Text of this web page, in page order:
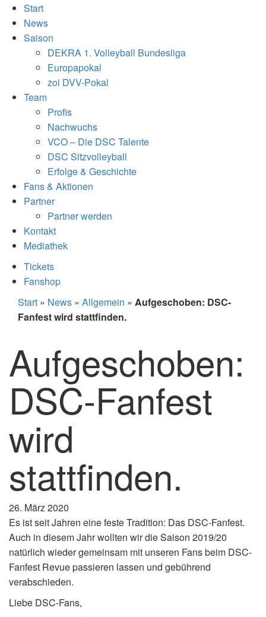
Start
News
Saison
DEKRA 1. Volleyball Bundesliga
Europapokal
zoi DVV-Pokal
Team
Profis
Nachwuchs
VCO – Die DSC Talente
DSC Sitzvolleyball
Erfolge & Geschichte
Fans & Aktionen
Partner
Partner werden
Kontakt
Mediathek
Tickets
Fanshop
Start » News » Allgemein » Aufgeschoben: DSC-
Fanfest wird stattfinden.
Aufgeschoben:
DSC-Fanfest
wird
stattfinden.
26. März 2020
Es ist seit Jahren eine feste Tradition: Das DSC-Fanfest.
Auch in diesem Jahr wollten wir die Saison 2019/20
natürlich wieder gemeinsam mit unseren Fans beim DSC-
Fanfest Revue passieren lassen und gebührend
verabschieden.
Liebe DSC-Fans,